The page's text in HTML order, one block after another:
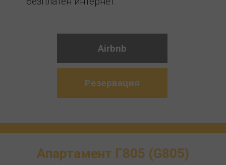
Airbnb
Резервация
Апартамент Г805 (G805)